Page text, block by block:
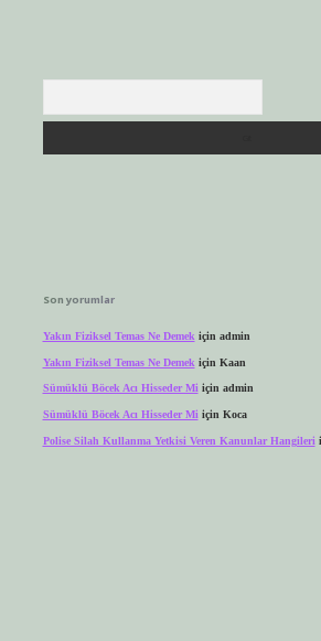
Son yorumlar
Yakın Fiziksel Temas Ne Demek için admin
Yakın Fiziksel Temas Ne Demek için Kaan
Sümüklü Böcek Acı Hisseder Miiçin admin
Sümüklü Böcek Acı Hisseder Mi için Koca
Polise Silah Kullanma Yetkisi Veren Kanunlar Hangileri